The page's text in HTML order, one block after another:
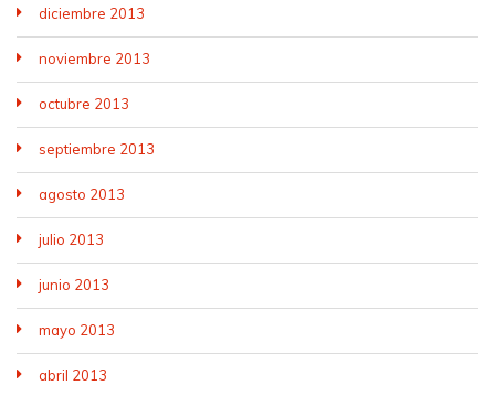
diciembre 2013
noviembre 2013
octubre 2013
septiembre 2013
agosto 2013
julio 2013
junio 2013
mayo 2013
abril 2013